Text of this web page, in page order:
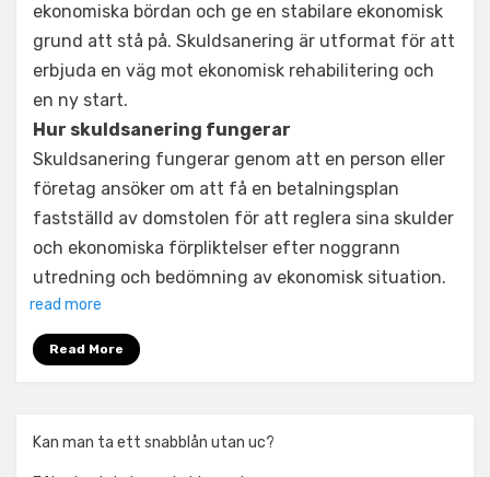
ekonomiska bördan och ge en stabilare ekonomisk
grund att stå på. Skuldsanering är utformat för att
erbjuda en väg mot ekonomisk rehabilitering och
en ny start.
Hur skuldsanering fungerar
Skuldsanering fungerar genom att en person eller
företag ansöker om att få en betalningsplan
fastställd av domstolen för att reglera sina skulder
och ekonomiska förpliktelser efter noggrann
utredning och bedömning av ekonomisk situation.
read more
Read More
Kan man ta ett snabblån utan uc?